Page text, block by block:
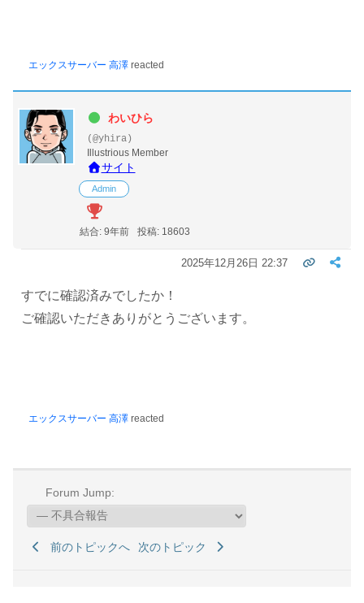
エックスサーバー 高澤 reacted
わいひら
(@yhira)
Illustrious Member
サイト
Admin
結合: 9年前 投稿: 18603
2025年12月26日 22:37
すでに確認済みでしたか！
ご確認いただきありがとうございます。
エックスサーバー 高澤 reacted
Forum Jump:
前のトピックへ 次のトピック